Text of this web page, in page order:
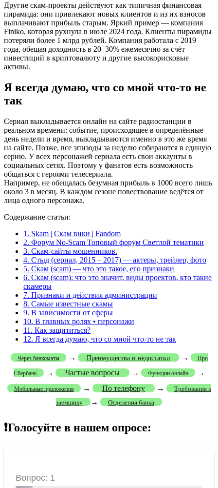
Другие скам-проекты действуют как типичная финансовая
пирамида: они привлекают новых клиентов и из их взносов
выплачивают прибыль старым. Яркий пример — компания
Finiko, которая рухнула в июле 2024 года. Клиенты пирамиды
потеряли более 1 млрд рублей. Компания работала с 2019
года, обещая доходность в 20–30% ежемесячно за счёт
инвестиций в криптовалюту и другие высокорисковые
активы.
Я всегда думаю, что со мной что-то не
так
Сериал выкладывается онлайн на сайте радиостанции в
реальном времени: событие, происходящее в определённые
день недели и время, выкладываются именно в это же время
на сайте. Позже, все эпизоды за неделю собираются в единую
серию. У всех персонажей сериала есть свои аккаунты в
социальных сетях. Поэтому у фанатов есть возможность
общаться с героями телесериала.
Например, не обещалась безумная прибыль в 1000 всего лишь
около 3 в месяц. В каждом сезоне повествование ведётся от
лица одного персонажа.
Содержание статьи:
1. Skam | Скам вики | Fandom
2. Форум No-Scam Топовый форум Светлой тематики
3. Скам-сайты мошенников.
4. Стыд (сериал, 2015 – 2017) — актеры, трейлер, фото
5. Скам (scam) — что это такое, его признаки
6. Скам (scam): что это значит, виды проектов, кто такие
скамеры
7. Признаки и действия администрации
8. Самые известные скамы
9. В зависимости от сферы
10. В главных ролях • персонажи
11. Как защититься?
12. Я всегда думаю, что со мной что-то не так
Через банкоматы → Преимущества и недостатки → Про
Сбербанк → Частые вопросы → Функции онлайн →
Мобильные приложения → По телефону →
Требования к
заемщику
→ Отделения банка
❗Голосуйте в нашем опросе: